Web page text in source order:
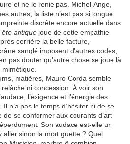
et ne le renie pas. Michel-Ange,
autres, la liste n’est pas si longue
discrète encore actuelle dans
antique joue de cette empathie
derrière la belle facture,
sanglé imposent d’autres codes,
pas douter qu’autre chose se joue là
matières, Mauro Corda semble
ni concession. À voir son
l’exigence et l’énergie des
n’a pas le temps d’hésiter ni de se
de se conformer aux courants d’art
Son audace est-elle un
aller sinon la mort guette ? Quel